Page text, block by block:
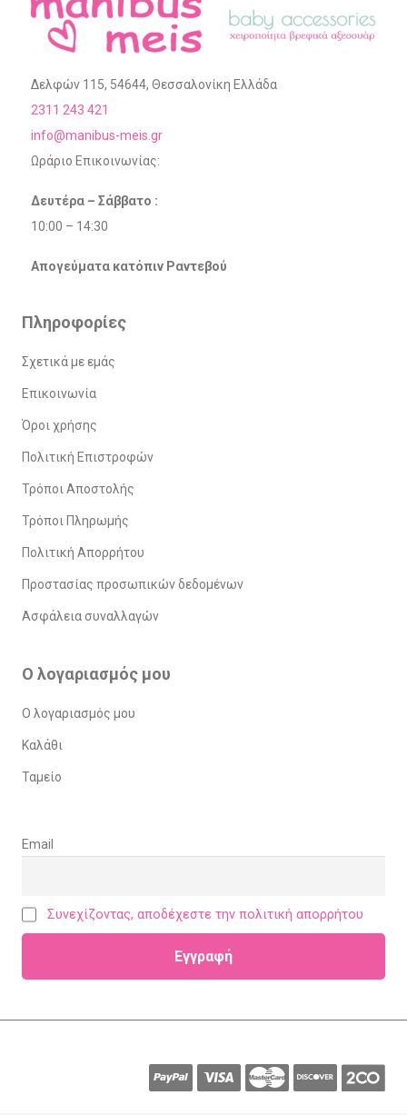
Δελφών 115, 54644, Θεσσαλονίκη Ελλάδα
2311 243 421
info@manibus-meis.gr
Ωράριο Επικοινωνίας:
Δευτέρα – Σάββατο :
10:00 – 14:30
Απογεύματα κατόπιν Ραντεβού
Πληροφορίες
Σχετικά με εμάς
Επικοινωνία
Όροι χρήσης
Πολιτική Επιστροφών
Τρόποι Αποστολής
Τρόποι Πληρωμής
Πολιτική Απορρήτου
Προστασίας προσωπικών δεδομένων
Ασφάλεια συναλλαγών
Ο λογαριασμός μου
Ο λογαριασμός μου
Καλάθι
Ταμείο
Email
Συνεχίζοντας, αποδέχεστε την πολιτική απορρήτου